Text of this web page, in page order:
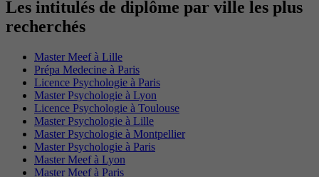
Les intitulés de diplôme par ville les plus
recherchés
Master Meef à Lille
Prépa Medecine à Paris
Licence Psychologie à Paris
Master Psychologie à Lyon
Licence Psychologie à Toulouse
Master Psychologie à Lille
Master Psychologie à Montpellier
Master Psychologie à Paris
Master Meef à Lyon
Master Meef à Paris